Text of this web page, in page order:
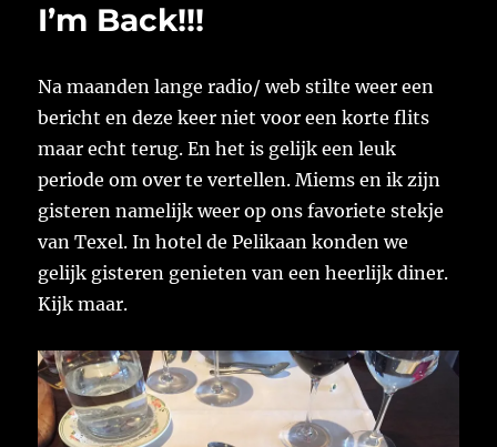
I’m Back!!!
Na maanden lange radio/ web stilte weer een
bericht en deze keer niet voor een korte flits
maar echt terug. En het is gelijk een leuk
periode om over te vertellen. Miems en ik zijn
gisteren namelijk weer op ons favoriete stekje
van Texel. In hotel de Pelikaan konden we
gelijk gisteren genieten van een heerlijk diner.
Kijk maar.